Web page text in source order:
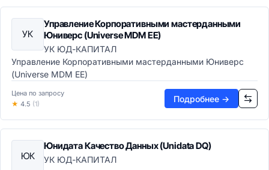
Каталоги данных
Хранилища данных
Хранилища данных (DWH)
Озёра данных (Data Lake)
Аналитические СУБД
Потоковая обработка
Машинное обучение и ИИ
ML-платформы
Предиктивная аналитика
Платформы ИИ и GenAI
Компьютерное зрение
УК
Управление Корпоративными мастерданными
Юниверс (Universe MDM EE)
УК ЮД-КАПИТАЛ
Управление Корпоративными мастерданными Юниверс
(Universe MDM EE)
Цена по запросу
★ 4.5 (1)
Подробнее →
ЮК
Юнидата Качество Данных (Unidata DQ)
УК ЮД-КАПИТАЛ